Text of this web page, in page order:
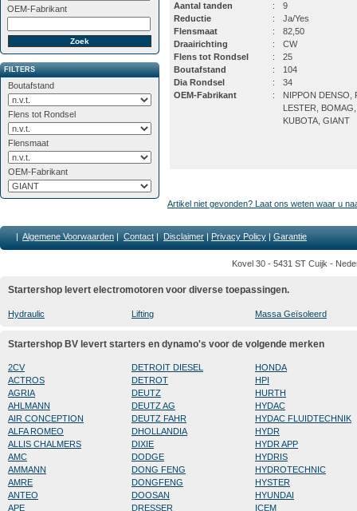
OEM-Fabrikant
FILTERS
Boutafstand
Flens tot Rondsel
Flensmaat
OEM-Fabrikant
Aantal tanden
:
9
Reductie
:
Ja/Yes
Flensmaat
:
82,50
Draairichting
:
CW
Flens tot Rondsel
:
25
Boutafstand
:
104
Dia Rondsel
:
34
OEM-Fabrikant
:
NIPPON DENSO,
LESTER, BOMAG,
KUBOTA, GIANT
Artikel niet gevonden? Laat ons weten waar u
| Algemene Voorwaarden | Contact | Disclaimer | Privacy Policy | Garantie
Kovel 30 - 5431 ST Cuijk -
Startershop levert electromotoren voor diverse toepassingen.
Hydraulic Lifting Massa Geïsoleerd
Startershop BV levert starters en dynamo's voor de volgende merken
2CV
ACTROS
AGRIA
AHLMANN
AIR CONCEPTION
ALFA ROMEO
ALLIS CHALMERS
AMC
AMMANN
AMRE
ANTEO
APE
DETROIT DIESEL
DETROT
DEUTZ
DEUTZ AG
DEUTZ FAHR
DHOLLANDIA
DIXIE
DODGE
DONG FENG
DONGFENG
DOOSAN
DRESSER
HONDA
HPI
HURTH
HYDAC
HYDAC FLUIDTECHNIK
HYDR
HYDR APP
HYDRIS
HYDROTECHNIC
HYSTER
HYUNDAI
ICEM